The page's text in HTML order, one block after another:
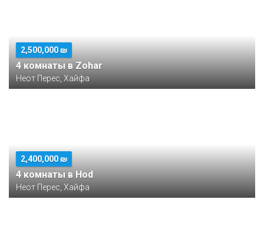
2,500,000 ₪
4 комнаты в Zohar
Неот Перес, Хайфа
2,400,000 ₪
4 комнаты в Hod
Неот Перес, Хайфа